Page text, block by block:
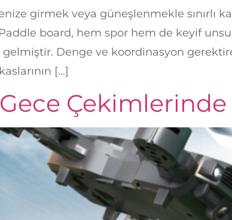
girmek veya güneşlenmekle sınırlı
board, hem spor hem de keyif
Denge ve koordinasyon
[…]